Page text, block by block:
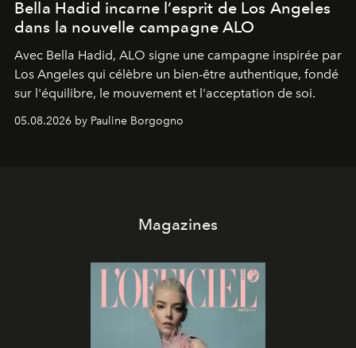
Bella Hadid incarne l’esprit de Los Angeles
dans la nouvelle campagne ALO
Avec Bella Hadid, ALO signe une campagne inspirée par
Los Angeles qui célèbre un bien-être authentique, fondé
sur l'équilibre, le mouvement et l'acceptation de soi.
05.08.2026 by Pauline Borgogno
Magazines